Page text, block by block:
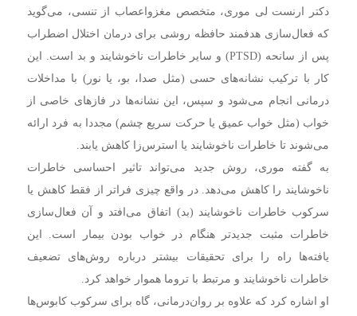
دکتر ارنست لی موری، متخصص مغزواعصاب از تنسی، می‌گوید
که فعال‌سازی هدفمند حافظه روشی برای درمان اختلال اضطراب
پس از سانحه (PTSD‌) و سایر خاطرات ناخوشایند و بد است. این
کار با ترکیب نشانه‌های حسی (مثل صدا، بو، یا نور) با مداخلات
درمانی انجام می‌شود و سپس، این نشانه‌ها در فازهای خاصی از
خواب (مثل خواب عمیق یا حرکت سریع چشم) مجددا به فرد ارائه
می‌شوند تا خاطرات ناخوشایند یا استرس‌زا کاهش یابند.
به گفته موری، روش جدید می‌تواند تاثیر احساسی خاطرات
ناخوشایند را کاهش می‌دهد. در واقع چیزی فراتر از فقط کاهش یا
سرکوب خاطرات ناخوشایند (بد) اتفاق می‌افتد و آن فعال‌سازی
خاطرات مثبت جدیدتر هنگام در خواب بودن بیمار است. این
یافته‌ها راه را برای تحقیقات بیشتر درباره روش‌های تضعیف
خاطرات ناخوشایند و مرتبط با تروما هموار خواهد کرد.
او اشاره کرد که علاوه بر روان‌درمانی‌، گاه برای سرکوب کابوس‌ها